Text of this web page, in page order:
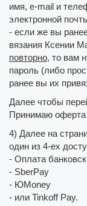
имя, e-mail и
электронной
- если же вы
вязания Ксении
повторно, то вам
пароль (либо
ранее вы их
Далее чтобы
Принимаю оферта
4) Далее на
один из 4-ех
- Оплата
- SberPay
- ЮMoney
- или Tinkoff Pay.